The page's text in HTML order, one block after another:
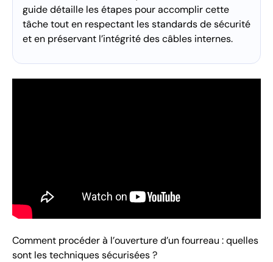
guide détaille les étapes pour accomplir cette
tâche tout en respectant les standards de sécurité
et en préservant l’intégrité des câbles internes.
Comment procéder à l’ouverture d’un fourreau : quelles
sont les techniques sécurisées ?